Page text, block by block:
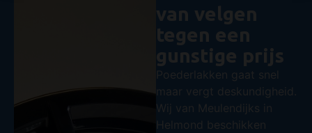
van velgen
tegen een
gunstige prijs
Poederlakken gaat snel
maar vergt deskundigheid.
Wij van Meulendijks in
Helmond beschikken